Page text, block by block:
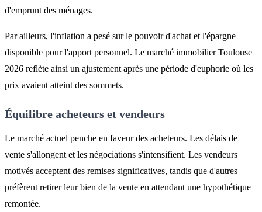
d'emprunt des ménages.
Par ailleurs, l'inflation a pesé sur le pouvoir d'achat et l'épargne
disponible pour l'apport personnel. Le marché immobilier Toulouse
2026 reflète ainsi un ajustement après une période d'euphorie où les
prix avaient atteint des sommets.
Équilibre acheteurs et vendeurs
Le marché actuel penche en faveur des acheteurs. Les délais de
vente s'allongent et les négociations s'intensifient. Les vendeurs
motivés acceptent des remises significatives, tandis que d'autres
préfèrent retirer leur bien de la vente en attendant une hypothétique
remontée.